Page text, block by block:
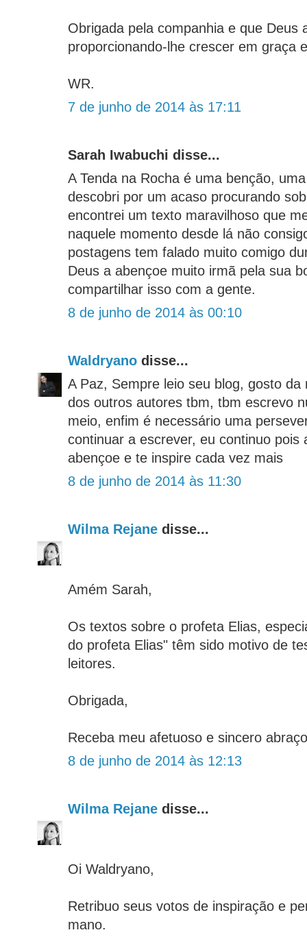
Obrigada pela companhia e que Deus
proporcionando-lhe crescer em graça
WR.
7 de junho de 2014 às 17:11
Sarah Iwabuchi disse...
A Tenda na Rocha é uma benção,
descobri por um acaso procurando
encontrei um texto maravilhoso que
naquele momento desde lá não
postagens tem falado muito comigo
Deus a abençoe muito irmã pela sua
compartilhar isso com a gente.
8 de junho de 2014 às 00:10
Waldryano disse...
A Paz, Sempre leio seu blog, gosto
dos outros autores tbm, tbm escrevo
meio, enfim é necessário uma
continuar a escrever, eu continuo pois
abençoe e te inspire cada vez mais
8 de junho de 2014 às 11:30
Wilma Rejane disse...
Amém Sarah,
Os textos sobre o profeta Elias,
do profeta Elias" têm sido motivo de
leitores.
Obrigada,
Receba meu afetuoso e sincero
8 de junho de 2014 às 12:13
Wilma Rejane disse...
Oi Waldryano,
Retribuo seus votos de inspiração e
mano.